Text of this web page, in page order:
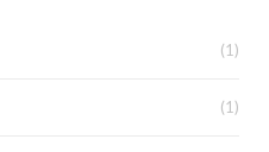
(1)
(1)